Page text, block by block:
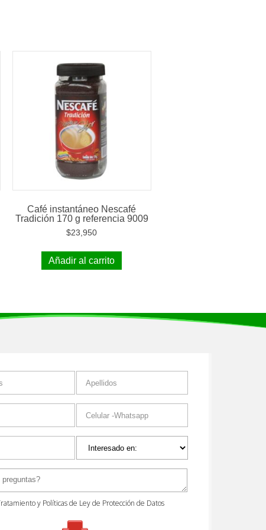
Café instantáneo Nescafé
Tradición 170 g referencia 9009
$23,950
Añadir al carrito